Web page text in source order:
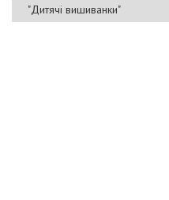
"Дитячі вишиванки"